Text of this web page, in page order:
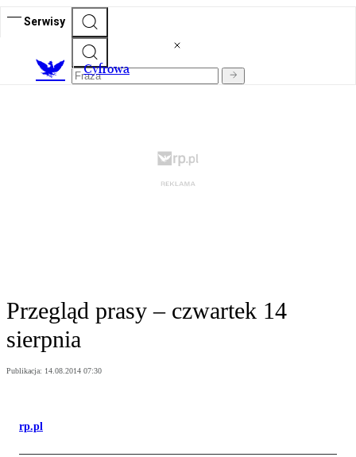
Serwisy
Cyfrowa
Przegląd prasy – czwartek 14
sierpnia
Publikacja: 14.08.2014 07:30
rp.pl